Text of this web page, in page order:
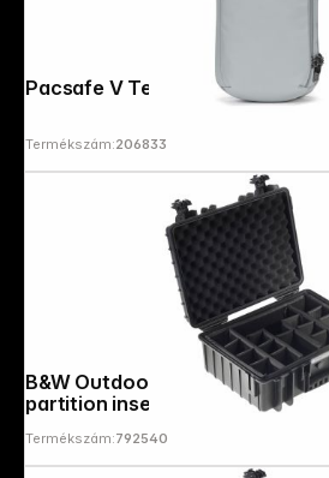
Pacsafe V Tech Sling digital grey
Termékszám:206833
B&W Outdoor Case Type 5000 black padded
partition insert
Termékszám:792540